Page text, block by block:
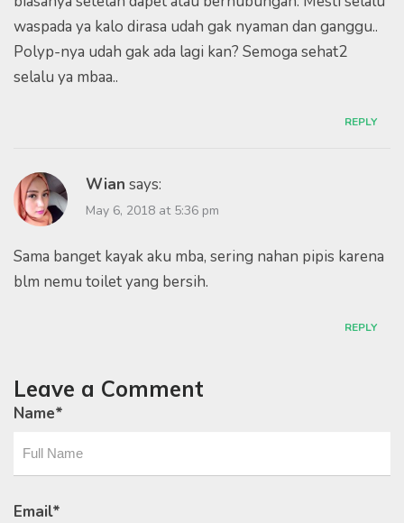
waspada ya kalo dirasa udah gak nyaman dan ganggu..
Polyp-nya udah gak ada lagi kan? Semoga sehat2
selalu ya mbaa..
REPLY
Wian says:
May 6, 2018 at 5:36 pm
Sama banget kayak aku mba, sering nahan pipis karena
blm nemu toilet yang bersih.
REPLY
Leave a Comment
Name*
Email*